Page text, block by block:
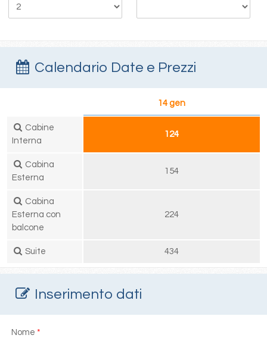
Calendario Date e Prezzi
14 gen
Cabine
Interna
124
Cabina
Esterna
154
Cabina
Esterna con
balcone
224
Suite 434
Inserimento dati
Nome *